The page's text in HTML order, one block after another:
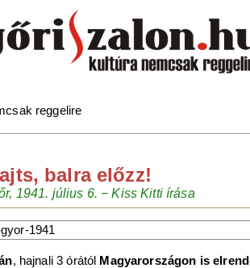
reggelire
balra előzz!
1941. július 6. − Kiss Kitti írása
, hajnali 3 órától Magyarországon is